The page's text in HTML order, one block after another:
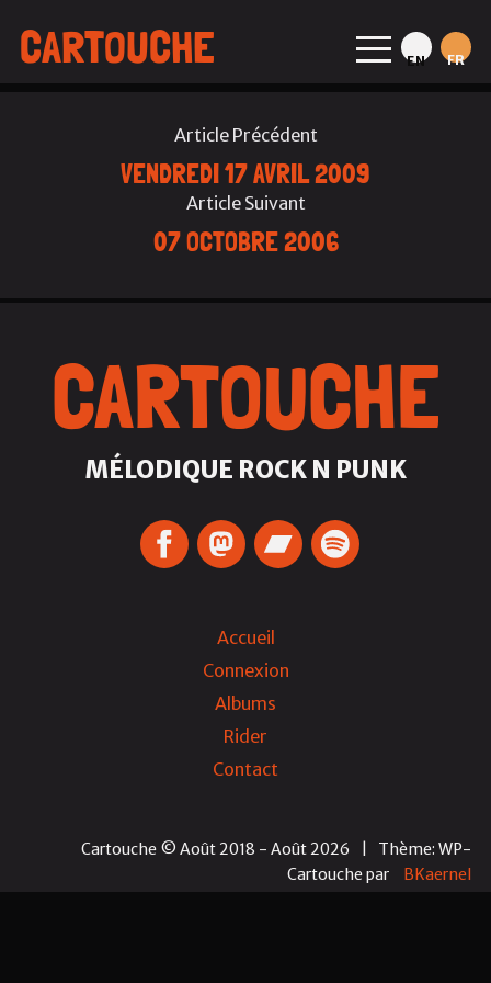
CARTOUCHE EN FR
Article Précédent
VENDREDI 17 AVRIL 2009
Article Suivant
07 OCTOBRE 2006
CARTOUCHE
MÉLODIQUE ROCK N PUNK
Accueil
Connexion
Albums
Rider
Contact
Cartouche © Août 2018 - Août 2026
Thème: WP-
Cartouchepar BKaernel